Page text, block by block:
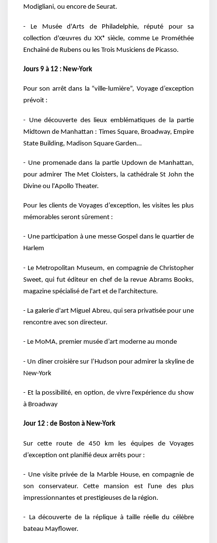
Modigliani, ou encore de Seurat.
- Le Musée d'Arts de Philadelphie, réputé pour sa
collection d'œuvres du XXᵉ siècle, comme Le Prométhée
Enchaîné de Rubens ou les Trois Musiciens de Picasso.
Jours 9 à 12 : New-York
Pour son arrêt dans la “ville-lumière”, Voyage d’exception
prévoit :
- Une découverte des lieux emblématiques de la partie
Midtown de Manhattan : Times Square, Broadway, Empire
State Building, Madison Square Garden…
- Une promenade dans la partie Updown de Manhattan,
pour admirer The Met Cloisters, la cathédrale St John the
Divine ou l'Apollo Theater.
Pour les clients de Voyages d’exception, les visites les plus
mémorables seront sûrement :
- Une participation à une messe Gospel dans le quartier de
Harlem
- Le Metropolitan Museum, en compagnie de Christopher
Sweet, qui fut éditeur en chef de la revue Abrams Books,
magazine spécialisé de l'art et de l'architecture.
- La galerie d'art Miguel Abreu, qui sera privatisée pour une
rencontre avec son directeur.
- Le MoMA, premier musée d’art moderne au monde
- Un dîner croisière sur l’Hudson pour admirer la skyline de
New-York
- Et la possibilité, en option, de vivre l'expérience du show
à Broadway
Jour 12 : de Boston à New-York
Sur cette route de 450 km les équipes de Voyages
d’exception ont planifié deux arrêts pour :
- Une visite privée de la Marble House, en compagnie de
son conservateur. Cette mansion est l'une des plus
impressionnantes et prestigieuses de la région.
- La découverte de la réplique à taille réelle du célèbre
bateau Mayflower.